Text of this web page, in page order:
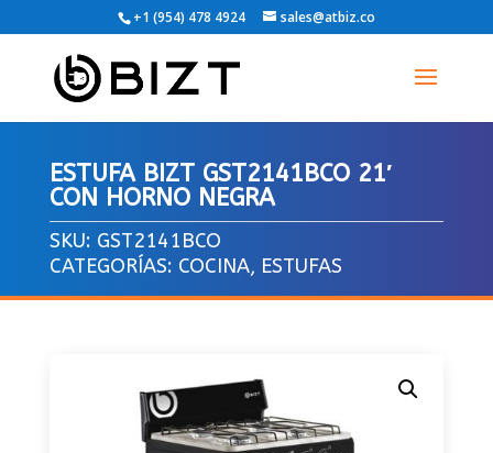
+1 (954) 478 4924 sales@atbiz.co
ESTUFA BIZT GST2141BCO 21′
CON HORNO NEGRA
SKU: GST2141BCO
CATEGORÍAS: COCINA, ESTUFAS